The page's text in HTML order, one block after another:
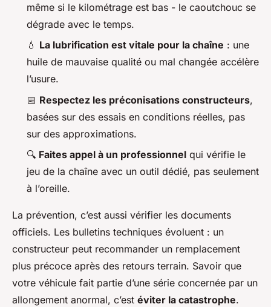
même si le kilométrage est bas - le caoutchouc se
dégrade avec le temps.
💧 La lubrification est vitale pour la chaîne : une
huile de mauvaise qualité ou mal changée accélère
l’usure.
📅 Respectez les préconisations constructeurs,
basées sur des essais en conditions réelles, pas
sur des approximations.
🔍 Faites appel à un professionnel qui vérifie le
jeu de la chaîne avec un outil dédié, pas seulement
à l’oreille.
La prévention, c’est aussi vérifier les documents
officiels. Les bulletins techniques évoluent : un
constructeur peut recommander un remplacement
plus précoce après des retours terrain. Savoir que
votre véhicule fait partie d’une série concernée par un
allongement anormal, c’est éviter la catastrophe.